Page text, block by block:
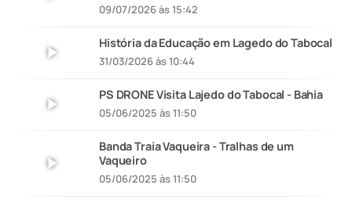
09/07/2026 às 15:42
História da Educação em Lagedo do Tabocal
31/03/2026 às 10:44
PS DRONE Visita Lajedo do Tabocal - Bahia
05/06/2025 às 11:50
Banda Traia Vaqueira - Tralhas de um
Vaqueiro
05/06/2025 às 11:50